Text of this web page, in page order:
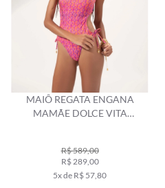
MAIÔ REGATA ENGANA
MAMÃE DOLCE VITA
R$ 589,00
R$ 289,00
5x de R$ 57,80